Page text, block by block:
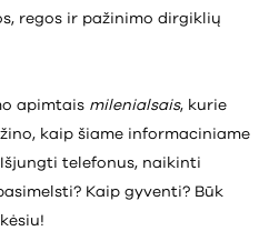
regos ir pažinimo dirgiklių
apimtais milenialsais, kurie
kaip šiame informaciniame
telefonus, naikinti
Kaip gyventi? Būk